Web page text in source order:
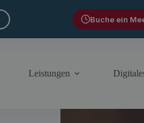
Buche ein
Leistungen